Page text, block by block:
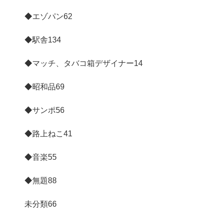
◆エゾパン62
◆駅舎134
◆マッチ、タバコ箱デザイナー14
◆昭和品69
◆サンポ56
◆路上ねこ 41
◆音楽55
◆無題88
未分類66